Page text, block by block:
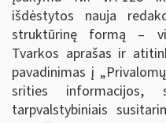
išdėstytos nauja
struktūrinę formą –
Tvarkos aprašas ir
pavadinimas į
srities informacijos,
tarpvalstybiniais